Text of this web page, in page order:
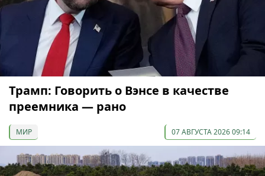
Трамп: Говорить о Вэнсе в качестве
преемника — рано
МИР 07 АВГУСТА 2026 09:14